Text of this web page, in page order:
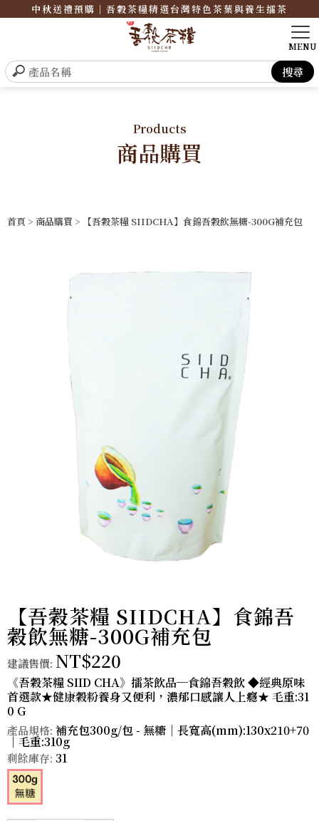
中秋送禮預購｜吾穀茶糧精選台灣特色茶葉與養生擂茶
Products
商品購買
首頁 > 商品購買 > 【吾穀茶糧 SIIDCHA】食錦吾穀飲無糖-300G補充包
【吾穀茶糧 SIIDCHA】食錦吾
穀飲無糖-300G補充包
建議售價: NT$220
《吾穀茶糧 SIID CHA》擂茶飲品─食錦吾穀飲 ◆經典原味
首選款★健康穀粉養身又便利，濃郁口感讓人上癮★ 毛重:31
0 G
產品規格: 補充包300g/包 - 無糖｜長寬高(mm):130x210+70
｜毛重:310g
剩餘庫存: 31